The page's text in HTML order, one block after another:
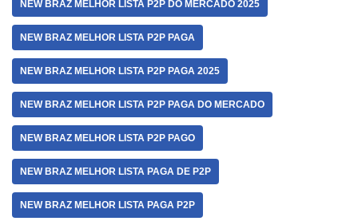
NEW BRAZ MELHOR LISTA P2P DO MERCADO 2025
NEW BRAZ MELHOR LISTA P2P PAGA
NEW BRAZ MELHOR LISTA P2P PAGA 2025
NEW BRAZ MELHOR LISTA P2P PAGA DO MERCADO
NEW BRAZ MELHOR LISTA P2P PAGO
NEW BRAZ MELHOR LISTA PAGA DE P2P
NEW BRAZ MELHOR LISTA PAGA P2P